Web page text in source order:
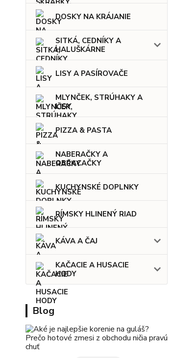
DOSKY NA KRÁJANIE
SITKÁ, CEDNÍKY A
HALUŠKÁRNE
LISY A PASÍROVAČE
MLYNČEK, STRÚHAKY A
LISY
PIZZA & PASTA
NABERAČKY A
OBRACAČKY
KUCHYNSKÉ DOPLNKY
RÍMSKY HLINENÝ RIAD
KÁVA A ČAJ
KAČACIE A HUSACIE
HODY
Blog